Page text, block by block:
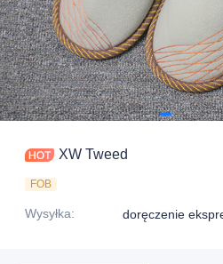
XW Tweed
FOB
Wysyłka: doręczenie